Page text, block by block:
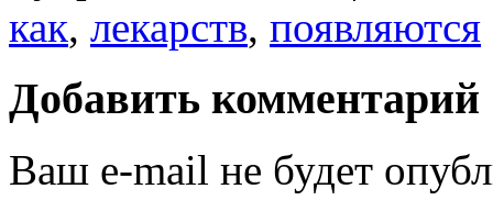
как, лекарств, появляются
Добавить комментарий
Ваш e-mail не будет